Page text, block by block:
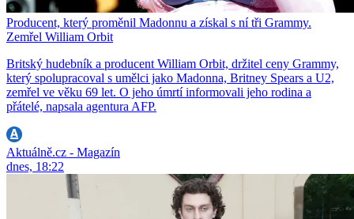
Producent, který proměnil Madonnu a získal s ní tři Grammy.
Zemřel William Orbit
Britský hudebník a producent William Orbit, držitel ceny Grammy,
který spolupracoval s umělci jako Madonna, Britney Spears a U2,
zemřel ve věku 69 let. O jeho úmrtí informovali jeho rodina a
přátelé, napsala agentura AFP.
Aktuálně.cz - Magazín
dnes, 18:22